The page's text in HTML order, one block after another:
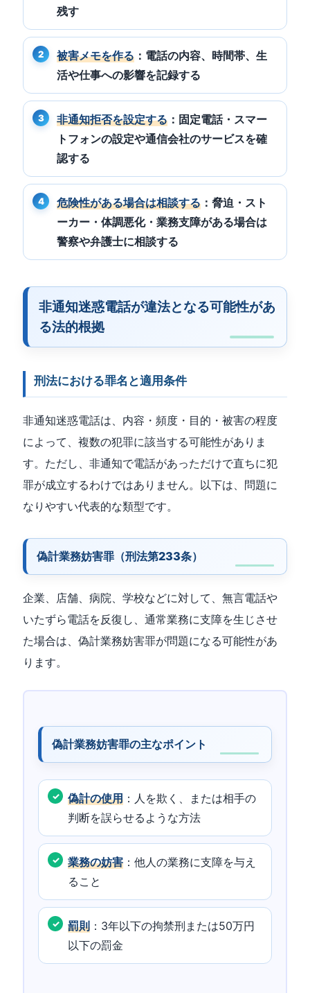
残す
被害メモを作る ：電話の内容、時間帯、生
活や仕事への影響を記録する
非通知拒否を設定する ：固定電話・スマー
トフォンの設定や通信会社のサービスを確
認する
危険性がある場合は相談する ：脅迫・スト
ーカー・体調悪化・業務支障がある場合は
警察や弁護士に相談する
非通知迷惑電話が違法となる可能性があ
る法的根拠
刑法における罪名と適用条件
非通知迷惑電話は、内容・頻度・目的・被害の程度
によって、複数の犯罪に該当する可能性がありま
す。ただし、非通知で電話があっただけで直ちに犯
罪が成立するわけではありません。以下は、問題に
なりやすい代表的な類型です。
偽計業務妨害罪（刑法第233条）
企業、店舗、病院、学校などに対して、無言電話や
いたずら電話を反復し、通常業務に支障を生じさせ
た場合は、偽計業務妨害罪が問題になる可能性があ
ります。
偽計業務妨害罪の主なポイント
偽計の使用 ：人を欺く、または相手の
判断を誤らせるような方法
業務の妨害 ：他人の業務に支障を与え
ること
罰則 ：3年以下の拘禁刑または50万円
以下の罰金